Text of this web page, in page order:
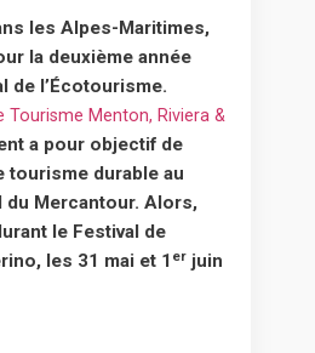
les Alpes-Maritimes,
la deuxième année
de l’Écotourisme.
Tourisme Menton, Riviera &
a pour objectif de
tourisme durable au
Mercantour. Alors,
le Festival de
les 31 mai et 1 er juin